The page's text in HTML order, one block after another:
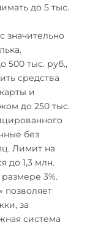
до 5 тыс.
значительно
500 тыс. руб.,
средства
и
до 250 тыс.
без
Лимит на
до 1,3 млн.
3%.
позволяет
за
система